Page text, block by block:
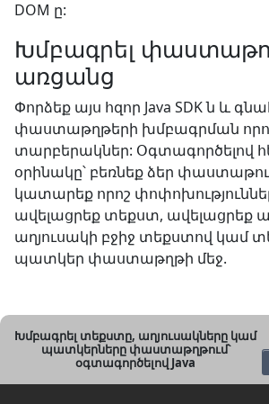
DOM ը:
Խմբագրել
առցանց
Փորձեք այս հզոր Java SDK ն և
փաստաթղթերի խմբագրման
տարբերակներ: Օգտագործելով
օրինակը՝ բեռնեք ձեր
կատարեք որոշ
ավելացրեք տեքստ, ավելացրեք
աղյուսակի բջիջ տեքստով կամ
պատկեր փաստաթղթի մեջ.
Խմբագրել տեքստը, աղյուսակները կամ
պատկերները փաստաթղթում՝
օգտագործելով Java